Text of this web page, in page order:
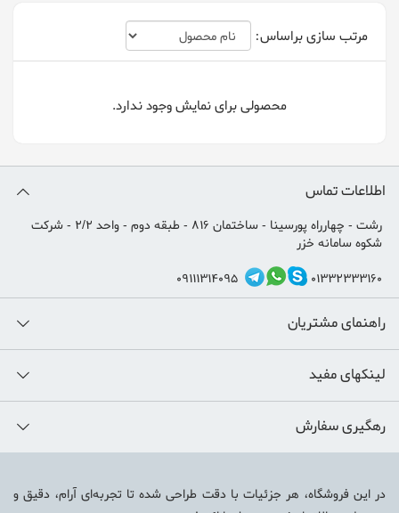
مرتب سازی براساس:
محصولی برای نمایش وجود ندارد.
اطلاعات تماس
رشت - چهارراه پورسینا - ساختمان 816 - طبقه دوم - واحد 2/2 - شرکت
شکوه سامانه خزر
01332333160
09111314095
راهنمای مشتریان
لینکهای مفید
رهگیری سفارش
در این فروشگاه، هر جزئیات با دقت طراحی شده تا تجربه‌ای آرام، دقیق و